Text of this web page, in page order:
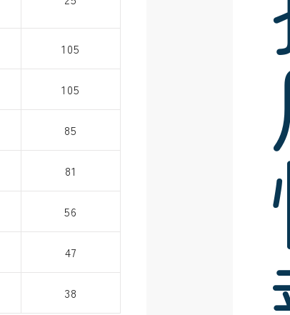
105
105
85
81
56
47
38